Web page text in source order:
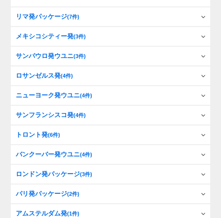
リマ発パッケージ(7件)
メキシコシティー発(3件)
サンパウロ発ウユニ(3件)
ロサンゼルス発(4件)
ニューヨーク発ウユニ(4件)
サンフランシスコ発(4件)
トロント発(6件)
バンクーバー発ウユニ(4件)
ロンドン発パッケージ(3件)
パリ発パッケージ(2件)
アムステルダム発(1件)